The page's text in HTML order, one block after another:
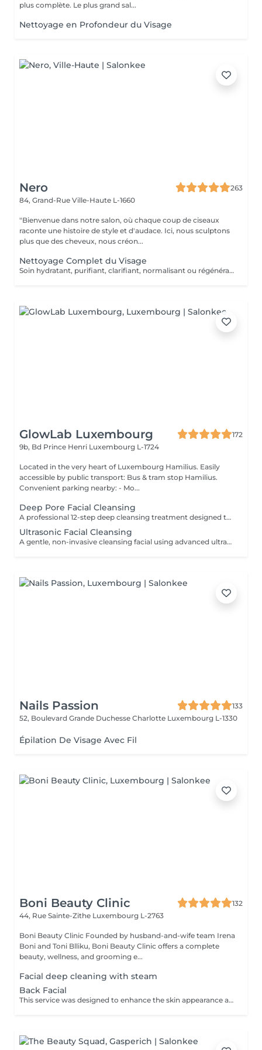
plus complète. Le plus grand sal...
Nettoyage en Profondeur du Visage
Nero
263
84, Grand-Rue Ville-Haute L-1660
"Bienvenue dans notre salon, où chaque coup de ciseaux
raconte une histoire de style et d'audace. Ici, nous sculptons
plus que des cheveux, nous créon...
Nettoyage Complet du Visage
Soin hydratant, purifiant, clarifiant, normalisant ou régénérant
GlowLab Luxembourg
172
9b, Bd Prince Henri Luxembourg L-1724
Located in the very heart of Luxembourg Hamilius. Easily
accessible by public transport: Bus & tram stop Hamilius.
Convenient parking nearby: - Mo...
Deep Pore Facial Cleansing
A professional 12-step deep cleansing treatment designed to purify the skin, unclog pores, and restore balance using medical-grade ZO Skin Health protocols. This treatment combines advanced skincare with both ultrasonic and precise manual (mechanical) cleansing techniques to effectively remove impurities, excess oil, and buildup while maintaining skin integrity. THE PROTOCOL INCLUDES: - progressive exfoliation - deep pore cleansing - targeted extraction - antibacterial care - soothing restorative steps all performed in a structured, results-driven sequence Ideal for oily, acne-prone, and congested skin, or whenever your skin needs a complete reset. TREATMENT OPTIONS: - Deep Pore Cleansing Facial - a complete 12-step protocol for deep purification and skin reset. - Deep Pore Cleansing + Jacquet Massage includes therapeutic massage to stimulate circulation and enhance detoxification. - Deep Pore Cleansing + PRX-T33 / BioRePeel combines deep cleansing with a biorevitalizing peel to improve skin texture, brightness, and overall skin renewal. BENEFITS: - Deep pore purification - Reduction of blackheads and congestion - Improved skin texture - Balanced oil production - Clearer, healthier-looking skin INDICATIONS: - Oily and acne-prone skin - Enlarged pores - Blackheads and congestion - Uneven skin texture - Dull or tired-looking skin CONTRAINDICATIONS: - Active skin infections or inflammation - Severe inflamed acne - Open wounds or damaged skin - Recent aggressive procedures or chemical peels - Highly sensitive or compromised skin (relative) AFTERCARE & RECOMMENDATIONS: - Avoid sun exposure and use SPF daily - Do not touch or irritate the skin for 24 hours - Avoid active ingredients (retinol, acids) for several days - Keep the skin well hydrated - Follow a professional skincare routine to maintain results A true skin reset clean, balanced, and visibly healthier skin. For optimal results, this treatment is recommended every 10-12 weeks, depending on your skin condition.
Ultrasonic Facial Cleansing
A gentle, non-invasive cleansing facial using advanced ultrasonic technology to remove impurities, excess oil, and dead skin cells without irritation. This treatment uses high-frequency vibrations to lift impurities from the skin, improve microcirculation, and enhance the absorption of active ingredients. The treatment is completed with a soothing alginate mask to calm, hydrate and restore the skin. The skin is left fresh, smoother, and more radiant - making it ideal for regular maintenance and for sensitive or dehydration-prone skin. AVAILABLE ENHANCEMENTS: - PRX-T33 + Alginate Mask an advanced option combining cleansing with a biorevitalizing peel to improve skin texture, brightness, and overall renewal. - Oxygen Infusion (Intraceuticals) - a technology-driven skin infusion treatment that uses pressurized oxygen to deliver active ingredients deep into the skin. This advanced method boosts hydration, improves skin elasticity, and enhances natural glow for an instantly refreshed and revitalized appearance. - Carboxytherapy- a combined treatment that deeply cleanses the skin while enhancing oxygenation and microcirculation. Carboxytherapy boosts skin vitality, improves radiance, and helps calm the skin after cleansing for a fresh, balanced, and glowing complexion. BENEFITS: - Gentle, no-trauma cleansing - Improved skin texture and radiance - Enhanced absorption of skincare products - Reduction of impurities and excess oil - Suitable all skin types, even for sensitive skin INDICATIONS: - Sensitive or reactive skin - Dehydrated skin - Mild congestion - Dull or uneven skin tone - Maintenance between more intensive treatments CONTRAINDICATIONS: - Active skin infections or inflammation - Open wounds or damaged skin - Severe skin conditions - Recent aggressive procedures (relative) AFTERCARE & RECOMMENDATIONS: - Use SPF daily - Keep the skin well hydrated - Avoid active ingredients (retinol, acids) for 12 days - Maintain regular treatments for best results Clean, calm, and naturally radiant skin with zero downtime. For optimal results, this treatment is recommended every 3-4 weeks, depending on your skin condition.
Nails Passion
133
52, Boulevard Grande Duchesse Charlotte Luxembourg L-1330
Épilation De Visage Avec Fil
Boni Beauty Clinic
132
44, Rue Sainte-Zithe Luxembourg L-2763
Boni Beauty Clinic Founded by husband-and-wife team Irena
Boni and Toni Blliku, Boni Beauty Clinic offers a complete
beauty, wellness, and grooming e...
Facial deep cleaning with steam
Back Facial
This service was designed to enhance the skin appearance and focus on any skin concerns that you may have. We start the service with the steam and hot towels cleansing.We follow with a double cleanse to remove all dirt and oil, exfoliation to help remove dead skin build up, extractions as needed, high frequency to kill acne causing bacteria, LED therapy that is customized for your specific skin concerns, a stress releasing back massage with a bacteria balancing mask is also included. We end each service with a toner, serum and moisturizer.